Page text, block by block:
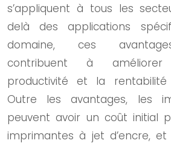
s’appliquent à tous les
delà des applications
domaine, ces
contribuent à améliorer
productivité et la rentabilité
Outre les avantages, les
peuvent avoir un coût initial
imprimantes à jet d’encre,